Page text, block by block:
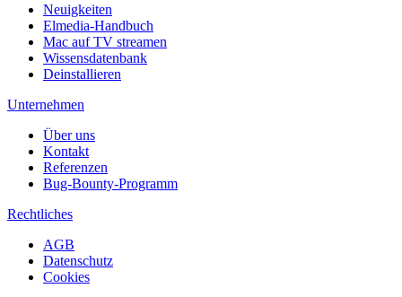
Neuigkeiten
Elmedia-Handbuch
Mac auf TV streamen
Wissensdatenbank
Deinstallieren
Unternehmen
Über uns
Kontakt
Referenzen
Bug-Bounty-Programm
Rechtliches
AGB
Datenschutz
Cookies